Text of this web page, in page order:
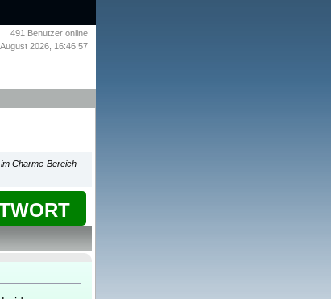
491 Benutzer online
2026, 16:46:57
Charme-Bereich